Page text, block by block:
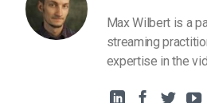
Max Wilbert is a
streaming
expertise in the